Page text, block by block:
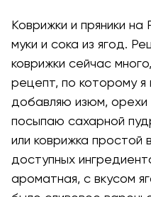
Коврижки и пряники на
муки и сока из ягод.
коврижки сейчас
рецепт, по которому я
добавляю изюм, орехи
посыпаю сахарной
или коврижка простой
доступных
ароматная, с вкусом